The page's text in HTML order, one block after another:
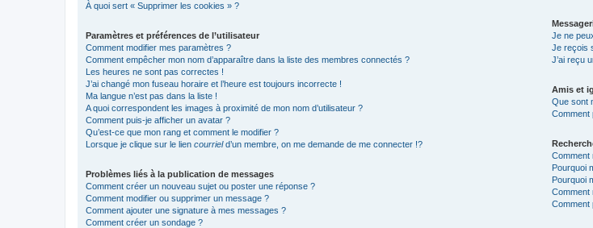
À quoi sert « Supprimer les cookies » ?
Paramètres et préférences de l’utilisateur
Comment modifier mes paramètres ?
Comment empêcher mon nom d’apparaître dans la liste des membres connectés ?
Les heures ne sont pas correctes !
J’ai changé mon fuseau horaire et l’heure est toujours incorrecte !
Ma langue n’est pas dans la liste !
A quoi correspondent les images à proximité de mon nom d’utilisateur ?
Comment puis-je afficher un avatar ?
Qu’est-ce que mon rang et comment le modifier ?
Lorsque je clique sur le lien courrield’un membre, on me demande de me connecter !?
Problèmes liés à la publication de messages
Comment créer un nouveau sujet ou poster une réponse ?
Comment modifier ou supprimer un message ?
Comment ajouter une signature à mes messages ?
Comment créer un sondage ?
Je ne
Je reçois
J’ai reçu
Amis et
Que sont
Comment
Comment
Pourquoi
Pourquoi
Comment
Comment